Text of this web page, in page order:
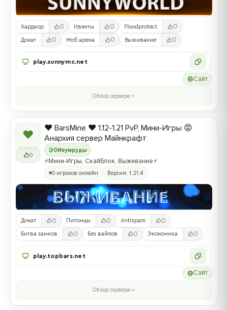
Хардкор 0 Ивенты 0 Floodprotect 0
Донат 0 Моб арена 0 Выживание 0
play.sunnymc.net
Сайт
Обзор сервера
❤
0
0Изумруды
❤️ BarsMine ❤️ 1.12-1.21 PvP, Мини-Игры 😡
Анархия сервер Майнкрафт
⚡Мини-Игры, СкайБлок, Выживание⚡
0 игроков онлайн Версия: 1.21.4
Донат 0 Питомцы 0 Antispam 0
Битва замков 0 Без вайпов 0 Экономика 0
play.topbars.net
Сайт
Обзор сервера